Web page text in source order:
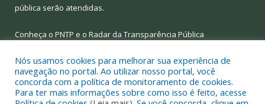
pública serão atendidas.
Conheça o PNTP e o Radar da Transparência Pública
Todos os direitos reservados a Prefeitura Municipal de Limoeiro
Nós usamos cookies para melhorar sua experiência de
navegação no portal. Ao utilizar nosso portal, você
concorda com a política de monitoramento de cookies.
Para ter mais informações sobre como isso é feito, acesse